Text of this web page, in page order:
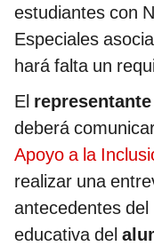
estudiantes con
Especiales
hará falta un
El
deberá
Apoyo a la
realizar una
antecedentes
educativa del